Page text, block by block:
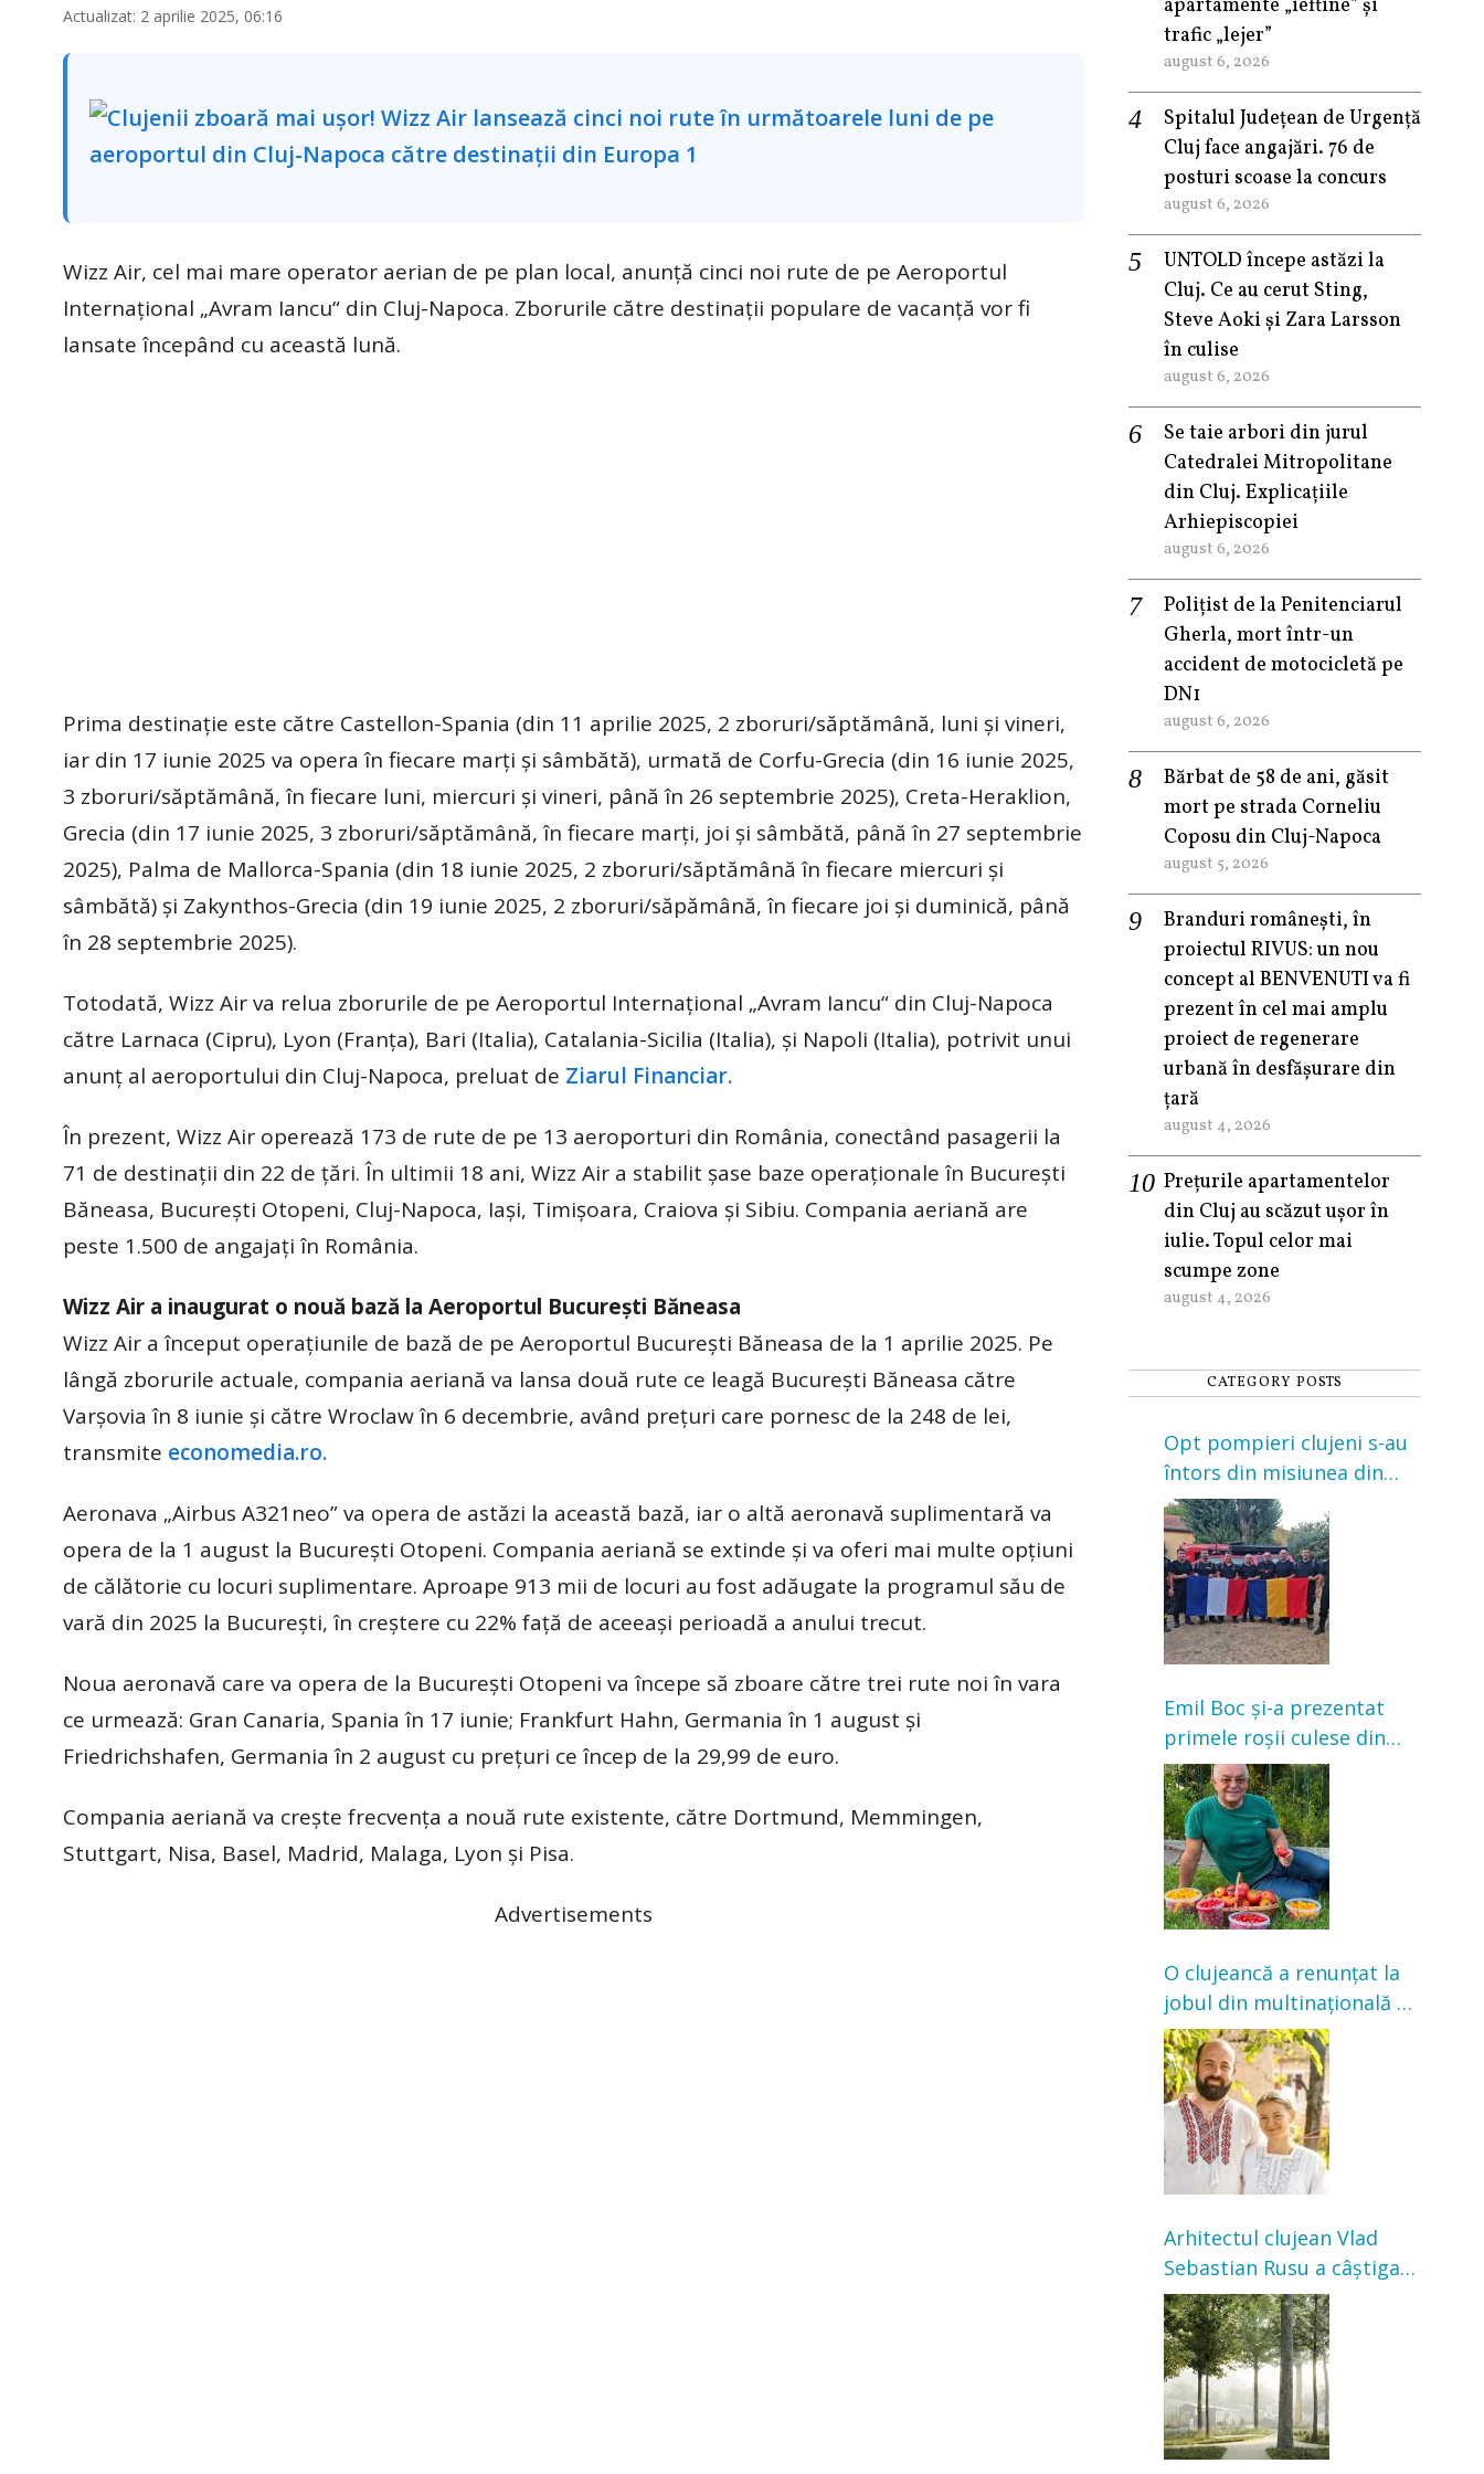
Actualizat: 2 aprilie 2025, 06:16
Wizz Air, cel mai mare operator aerian de pe plan local, anunţă cinci noi rute de pe Aeroportul
Internaţional „Avram Iancu“ din Cluj-Napoca. Zborurile către destinații populare de vacanță vor fi
lansate începând cu această lună.
Prima destinație este către Castellon-Spania (din 11 aprilie 2025, 2 zboruri/săptămână, luni şi vineri,
iar din 17 iunie 2025 va opera în fiecare marţi şi sâmbătă), urmată de Corfu-Grecia (din 16 iunie 2025,
3 zboruri/săptămână, în fiecare luni, miercuri şi vineri, până în 26 septembrie 2025), Creta-Heraklion,
Grecia (din 17 iunie 2025, 3 zboruri/săptămână, în fiecare marţi, joi şi sâmbătă, până în 27 septembrie
2025), Palma de Mallorca-Spania (din 18 iunie 2025, 2 zboruri/săptămână în fiecare miercuri şi
sâmbătă) şi Zakynthos-Grecia (din 19 iunie 2025, 2 zboruri/săpămână, în fiecare joi şi duminică, până
în 28 septembrie 2025).
Totodată, Wizz Air va relua zborurile de pe Aeroportul Internaţional „Avram Iancu“ din Cluj-Napoca
către Larnaca (Cipru), Lyon (Franţa), Bari (Italia), Catalania-Sicilia (Italia), şi Napoli (Italia), potrivit unui
anunţ al aeroportului din Cluj-Napoca, preluat de Ziarul Financiar.
În prezent, Wizz Air operează 173 de rute de pe 13 aeroporturi din România, conectând pasagerii la
71 de destinaţii din 22 de ţări. În ultimii 18 ani, Wizz Air a stabilit şase baze operaţionale în Bucureşti
Băneasa, Bucureşti Otopeni, Cluj-Napoca, Iaşi, Timişoara, Craiova şi Sibiu. Compania aeriană are
peste 1.500 de angajaţi în România.
Wizz Air a inaugurat o nouă bază la Aeroportul București Băneasa
Wizz Air a început operațiunile de bază de pe Aeroportul București Băneasa de la 1 aprilie 2025. Pe
lângă zborurile actuale, compania aeriană va lansa două rute ce leagă București Băneasa către
Varșovia în 8 iunie și către Wroclaw în 6 decembrie, având prețuri care pornesc de la 248 de lei,
transmite economedia.ro.
Aeronava „Airbus A321neo” va opera de astăzi la această bază, iar o altă aeronavă suplimentară va
opera de la 1 august la București Otopeni. Compania aeriană se extinde și va oferi mai multe opțiuni
de călătorie cu locuri suplimentare. Aproape 913 mii de locuri au fost adăugate la programul său de
vară din 2025 la București, în creștere cu 22% față de aceeași perioadă a anului trecut.
Noua aeronavă care va opera de la București Otopeni va începe să zboare către trei rute noi în vara
ce urmează: Gran Canaria, Spania în 17 iunie; Frankfurt Hahn, Germania în 1 august și
Friedrichshafen, Germania în 2 august cu prețuri ce încep de la 29,99 de euro.
Compania aeriană va crește frecvența a nouă rute existente, către Dortmund, Memmingen,
Stuttgart, Nisa, Basel, Madrid, Malaga, Lyon și Pisa.
Advertisements
apartamente „ieftine” și
trafic „lejer”
august 6, 2026
Spitalul Județean de Urgență
Cluj face angajări. 76 de
posturi scoase la concurs
august 6, 2026
UNTOLD începe astăzi la
Cluj. Ce au cerut Sting,
Steve Aoki și Zara Larsson
în culise
august 6, 2026
Se taie arbori din jurul
Catedralei Mitropolitane
din Cluj. Explicațiile
Arhiepiscopiei
august 6, 2026
Polițist de la Penitenciarul
Gherla, mort într-un
accident de motocicletă pe
DN1
august 6, 2026
Bărbat de 58 de ani, găsit
mort pe strada Corneliu
Coposu din Cluj-Napoca
august 5, 2026
Branduri românești, în
proiectul RIVUS: un nou
concept al BENVENUTI va fi
prezent în cel mai amplu
proiect de regenerare
urbană în desfășurare din
țară
august 4, 2026
Prețurile apartamentelor
din Cluj au scăzut ușor în
iulie. Topul celor mai
scumpe zone
august 4, 2026
CATEGORY POSTS
Opt pompieri clujeni s-au
întors din misiunea din
Franța. Au intervenit la
incendii de vegetație și
pădure
Emil Boc și-a prezentat
primele roșii culese din
grădină: „Niciun magazin
nu poate oferi această
satisfacție”
O clujeancă a renunțat la
jobul din multinațională și
s-a mutat la țară. Acum
cultivă legume în grădina
bunicilor
Arhitectul clujean Vlad
Sebastian Rusu a câștigat
concursul pentru
transformarea Grădinii
Casei Universitarilor